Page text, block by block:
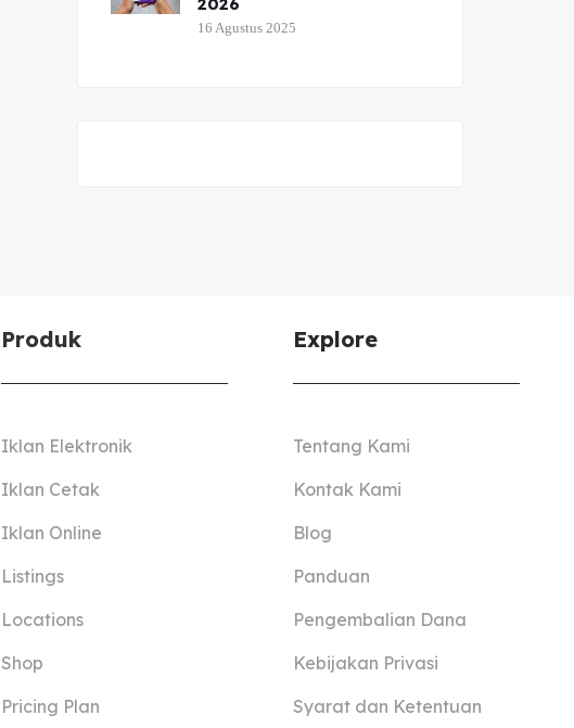
16 Agustus 2025
Produk
Iklan Elektronik
Iklan Cetak
Iklan Online
Listings
Locations
Shop
Pricing Plan
Explore
Tentang Kami
Kontak Kami
Blog
Panduan
Pengembalian Dana
Kebijakan Privasi
Syarat dan Ketentuan